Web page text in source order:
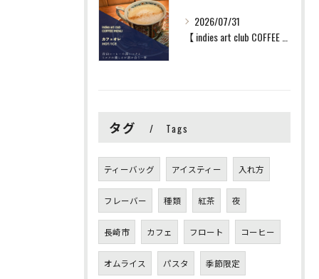
2026/07/31
タグ Tags
ティーバッグ アイスティー 入れ方
フレーバー 種類 紅茶 夜
長崎市 カフェ フロート コーヒー
オムライス パスタ 季節限定